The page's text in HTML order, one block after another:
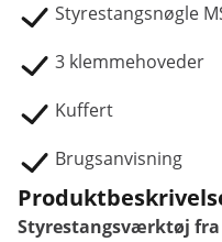
Styrestangsnøgle
3 klemmehoveder
Kuffert
Brugsanvisning
Styrestangsværktøj fra